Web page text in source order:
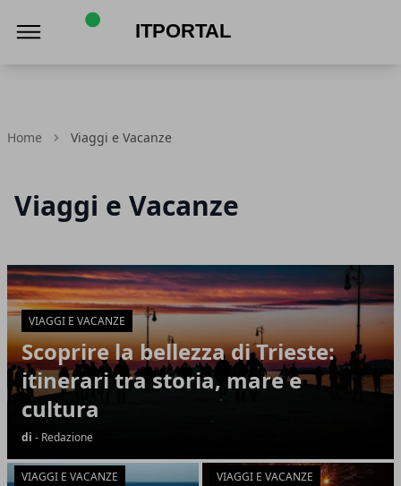
Home Viaggi e Vacanze
Viaggi e Vacanze
Articoli in Evidenza
VIAGGI E VACANZE
Scoprire la bellezza di Trieste:
itinerari tra storia, mare e
cultura
di - Redazione
VIAGGI E VACANZE VIAGGI E VACANZE